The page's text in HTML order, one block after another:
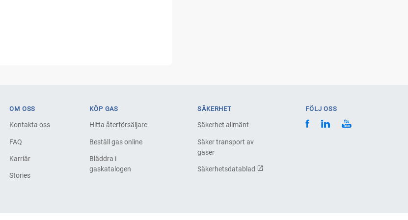
OM OSS
Kontakta oss
FAQ
Karriär
Stories
KÖP GAS
Hitta återförsäljare
Beställ gas online
Bläddra i
gaskatalogen
SÄKERHET
Säkerhet allmänt
Säker transport av
gaser
Säkerhetsdatablad
FÖLJ OSS